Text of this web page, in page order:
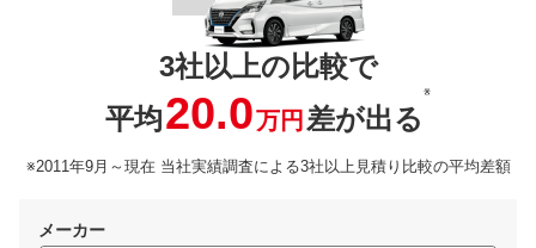
3社以上の比較で
平均20.0万円 差が出る
※
※2011年9月～現在 当社実績調査による3社以上見積り比較の平均差額
メーカー